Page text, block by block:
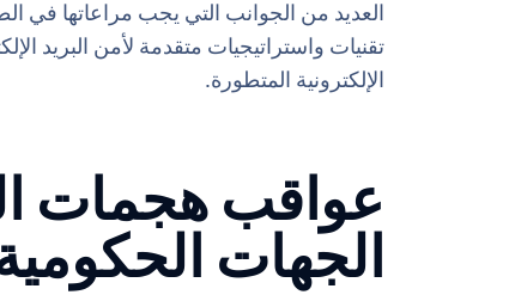
العديد من الجوانب التي يجب مراعاتها
تقنيات واستراتيجيات متقدمة لأمن البريد
الإلكترونية المتطورة.
عواقب هجمات
الجهات